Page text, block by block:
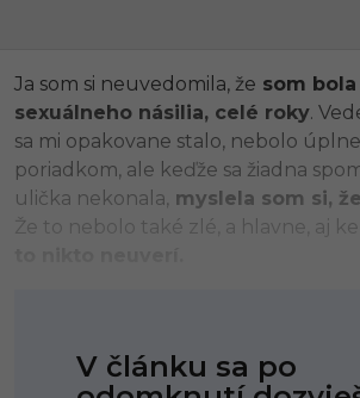
Ja som si neuvedomila, že som
sexuálneho násilia, celé roky.
sa mi opakovane stalo, nebolo
poriadkom, ale keďže sa žiadna
ulička nekonala, myslela som si,
Že to nebolo také zlé, a hlavne, aj
V článku sa po